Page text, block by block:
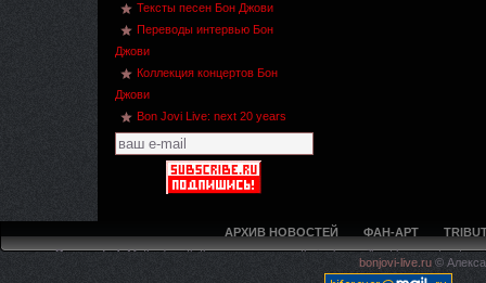
Тексты песен Бон Джови
Переводы интервью Бон
Джови
Коллекция концертов Бон
Джови
Bon Jovi Live: next 20 years
АРХИВ НОВОСТЕЙ ФАН-АРТ
Deprecated: Methods with the same name as their class will not be
live.ru/
bonjovi-live.ru©